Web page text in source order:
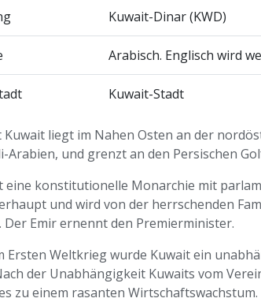
Kuwait-Dinar (KWD)
Arabisch. Englisch wird
Kuwait-Stadt
Kuwait liegt im Nahen Osten an der
Arabien, und grenzt an den Persischen
eine konstitutionelle Monarchie mit
und wird von der herrschenden
Der Emir ernennt den Premierminister.
Ersten Weltkrieg wurde Kuwait ein
der Unabhängigkeit Kuwaits vom
zu einem rasanten